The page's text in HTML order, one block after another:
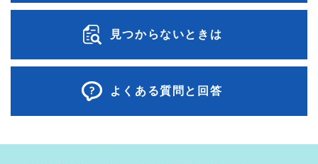
見つからないときは
よくある質問と回答